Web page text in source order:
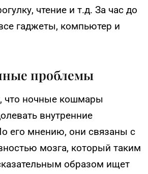
чтение и т.д. За час до
гаджеты, компьютер и
проблемы
что ночные кошмары
внутренние
его мнению, они связаны с
мозга, который таким
образом ищет